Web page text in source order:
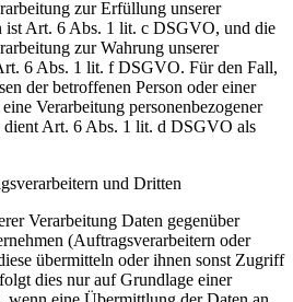
zur Erfüllung unserer
ist Art. 6 Abs. 1 lit. c DSGVO, und die
zur Wahrung unserer
6 Abs. 1 lit. f DSGVO. Für den Fall,
der betroffenen Person oder einer
Verarbeitung personenbezogener
dient Art. 6 Abs. 1 lit. d DSGVO als
und Dritten
Verarbeitung Daten gegenüber
(Auftragsverarbeitern oder
übermitteln oder ihnen sonst Zugriff
dies nur auf Grundlage einer